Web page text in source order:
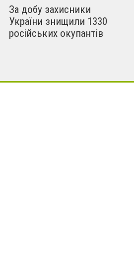
За добу захисники
України знищили 1330
російських окупантів